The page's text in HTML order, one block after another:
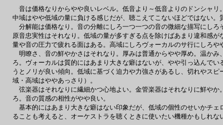
音は価格なりからやや良いレベル。低音より～低音よりのドンシャ
中域はやや低域の量に負ける感じだが、聴こえてこないほどではない
分解能は価格なり。音の分離にしろ一つ一つの音の微細な描写にし
原音忠実性はそれなり。低域の量が多すぎる点を除けばあまり違和感
量や音の圧力で疲れる面はある。高域にしろヴォーカルのサ行にしろ
明瞭さ、音の鮮やかさはそれなり。厚みは普通からやや厚め。温か
ろ。ヴォーカルは質的にはあまり大きな癖はないが、やや引っ込んで
うとノリが良い傾向。低域に基づく迫力や力強さがあるし、切れやス
域・高域はややあっさり）。
弦楽器はそれなりに繊細かつ心地よい。金管楽器はそれなりに鮮や
ろ。音の質感の相性がやや良い。
基本的にはあまり大きな癖はない印象だが、低域の個性のせいかチ
ることも考えると、オーケストラを聴くときに使いたい機種かもしれな